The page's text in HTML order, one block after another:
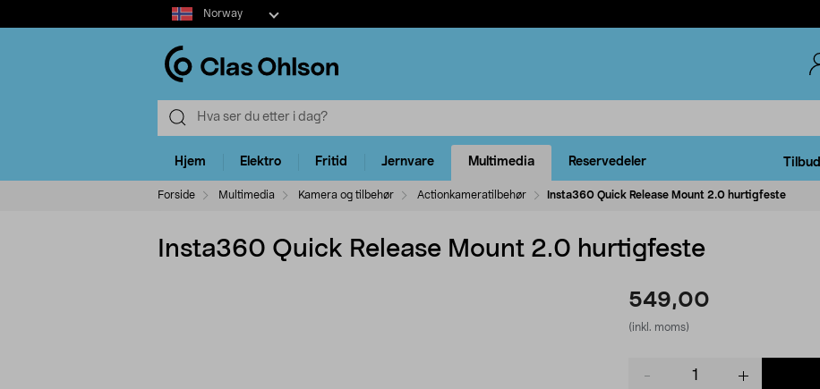
Select
market
Norway
Hjem Elektro Fritid Jernvare Multimedia Reservedeler Tilbud
Forside Multimedia Kamera og tilbehør Actionkameratilbehør Insta360 Quick Release Mount 2.0 hurtigfeste
Insta360 Quick Release Mount 2.0 hurtigfeste
549,00
(inkl. moms)